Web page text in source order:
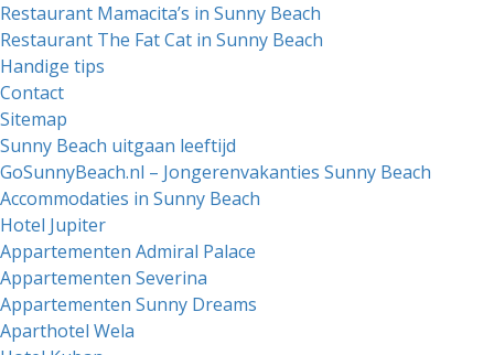
Restaurant Mamacita’s in Sunny Beach
Restaurant The Fat Cat in Sunny Beach
Handige tips
Contact
Sitemap
Sunny Beach uitgaan leeftijd
GoSunnyBeach.nl – Jongerenvakanties Sunny Beach
Accommodaties in Sunny Beach
Hotel Jupiter
Appartementen Admiral Palace
Appartementen Severina
Appartementen Sunny Dreams
Aparthotel Wela